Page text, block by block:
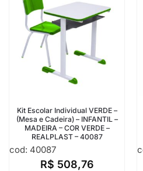
Kit Escolar Individual VERDE –
(Mesa e Cadeira) – INFANTIL –
MADEIRA – COR VERDE –
REALPLAST – 40087
cod: 40087
R$ 508,76